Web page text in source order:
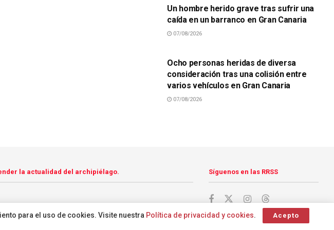
Un hombre herido grave tras sufrir una
caída en un barranco en Gran Canaria
07/08/2026
Ocho personas heridas de diversa
consideración tras una colisión entre
varios vehículos en Gran Canaria
07/08/2026
la actualidad del archipiélago. Síguenos en las RRSS
para el uso de cookies. Visite nuestra Política de privacidad y cookies. Acepto